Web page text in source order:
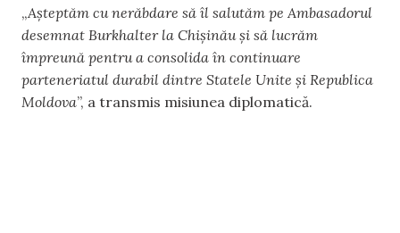
„Așteptăm cu nerăbdare să îl salutăm pe Ambasadorul
desemnat Burkhalter la Chișinău și să lucrăm
împreună pentru a consolida în continuare
parteneriatul durabil dintre Statele Unite și Republica
Moldova”, a transmis misiunea diplomatică.